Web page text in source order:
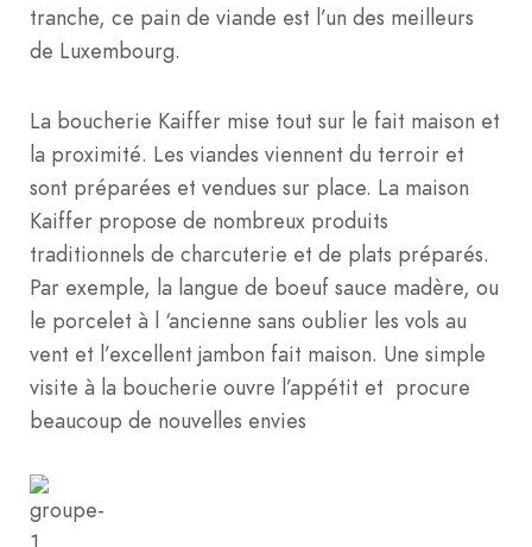
tranche, ce pain de viande est l’un des meilleurs
de Luxembourg.
La boucherie Kaiffer mise tout sur le fait maison et
la proximité. Les viandes viennent du terroir et
sont préparées et vendues sur place. La maison
Kaiffer propose de nombreux produits
traditionnels de charcuterie et de plats préparés.
Par exemple, la langue de boeuf sauce madère, ou
le porcelet à l ‘ancienne sans oublier les vols au
vent et l’excellent jambon fait maison. Une simple
visite à la boucherie ouvre l’appétit et procure
beaucoup de nouvelles envies